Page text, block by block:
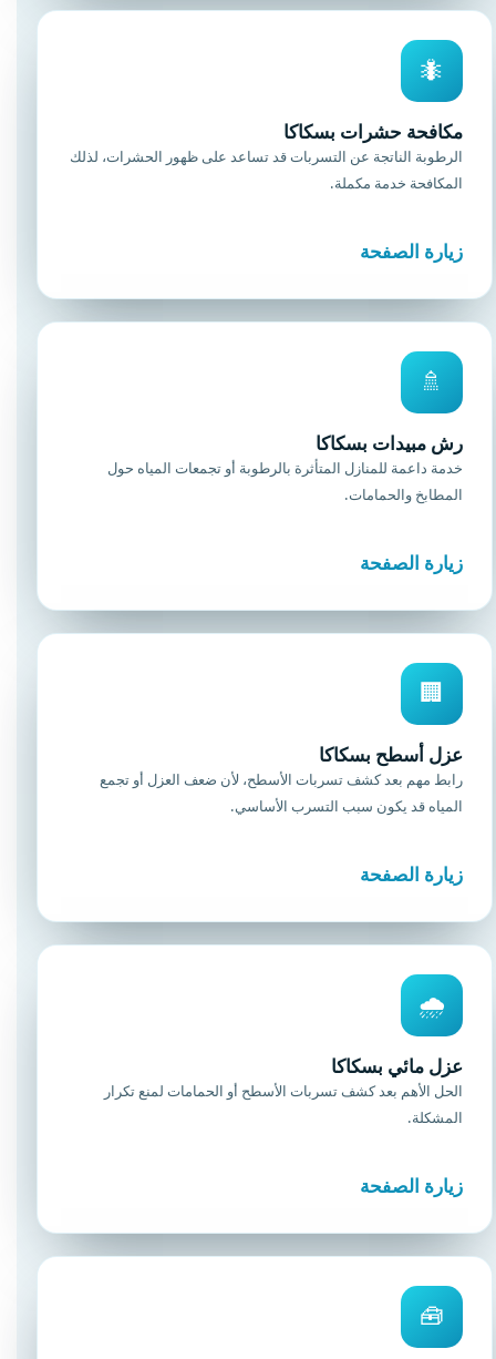
🐜
مكافحة حشرات بسكاكا
الرطوبة الناتجة عن التسربات قد تساعد على ظهور الحشرات، لذلك
المكافحة خدمة مكملة.
زيارة الصفحة
🚿
رش مبيدات بسكاكا
خدمة داعمة للمنازل المتأثرة بالرطوبة أو تجمعات المياه حول
المطابخ والحمامات.
زيارة الصفحة
🏢
عزل أسطح بسكاكا
رابط مهم بعد كشف تسربات الأسطح، لأن ضعف العزل أو تجمع
المياه قد يكون سبب التسرب الأساسي.
زيارة الصفحة
🌧️
عزل مائي بسكاكا
الحل الأهم بعد كشف تسربات الأسطح أو الحمامات لمنع تكرار
المشكلة.
زيارة الصفحة
🧰